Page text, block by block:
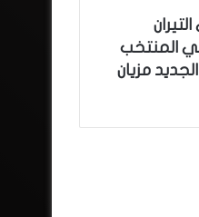
المنتخب
مزيان